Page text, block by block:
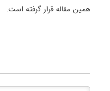
همین مقاله قرار گرفته است.